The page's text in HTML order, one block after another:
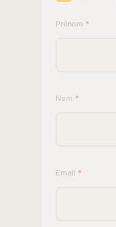
Prénom *
Nom *
Email *